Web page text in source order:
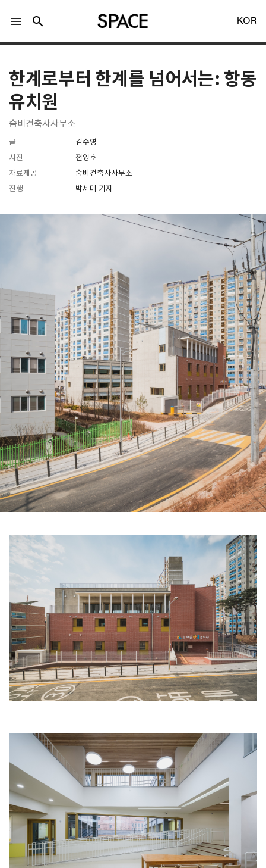
Facebook 로그인
SPACE 소개
공지사항
기사문의
광고문의
Contact
menu search KOR
한계로부터 한계를 넘어서는: 항동
유치원
숨비건축사사무소
글
김수영
사진
전영호
자료제공
숨비건축사사무소
진행
박세미 기자